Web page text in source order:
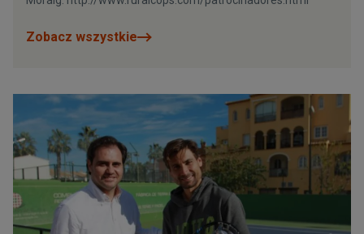
Zobacz wszystkie